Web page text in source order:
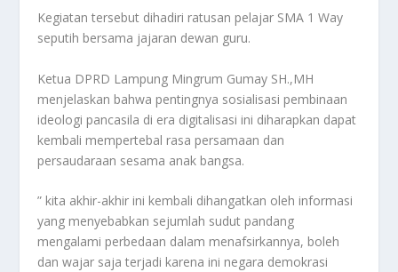
Kegiatan tersebut dihadiri ratusan pelajar SMA 1 Way
seputih bersama jajaran dewan guru.
Ketua DPRD Lampung Mingrum Gumay SH.,MH
menjelaskan bahwa pentingnya sosialisasi pembinaan
ideologi pancasila di era digitalisasi ini diharapkan dapat
kembali mempertebal rasa persamaan dan
persaudaraan sesama anak bangsa.
” kita akhir-akhir ini kembali dihangatkan oleh informasi
yang menyebabkan sejumlah sudut pandang
mengalami perbedaan dalam menafsirkannya, boleh
dan wajar saja terjadi karena ini negara demokrasi